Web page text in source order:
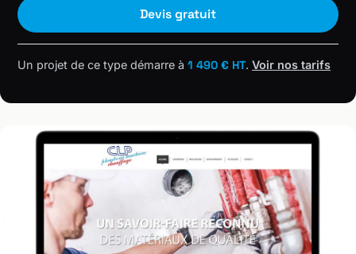
Devis gratuit
Un projet de ce type démarre à 1 490 € HT. Voir nos tarifs